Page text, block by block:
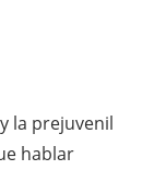
la prejuvenil
hablar